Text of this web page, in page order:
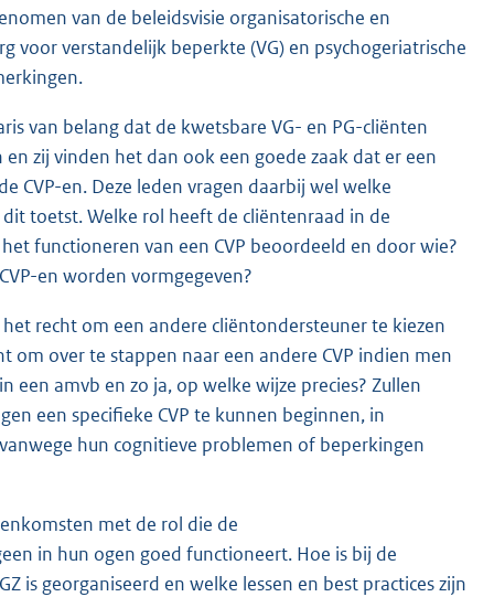
van de beleidsvisie organisatorische en
voor verstandelijk beperkte (VG) en psychogeriatrische
van belang dat de kwetsbare VG- en PG-cliënten
zij vinden het dan ook een goede zaak dat er een
en. Deze leden vragen daarbij wel welke
toetst. Welke rol heeft de cliëntenraad in de
functioneren van een CVP beoordeeld en door wie?
en worden vormgegeven?
recht om een andere cliëntondersteuner te kiezen
over te stappen naar een andere CVP indien men
een amvb en zo ja, op welke wijze precies? Zullen
een specifieke CVP te kunnen beginnen, in
hun cognitieve problemen of beperkingen
met de rol die de
in hun ogen goed functioneert. Hoe is bij de
is georganiseerd en welke lessen en best practices zijn